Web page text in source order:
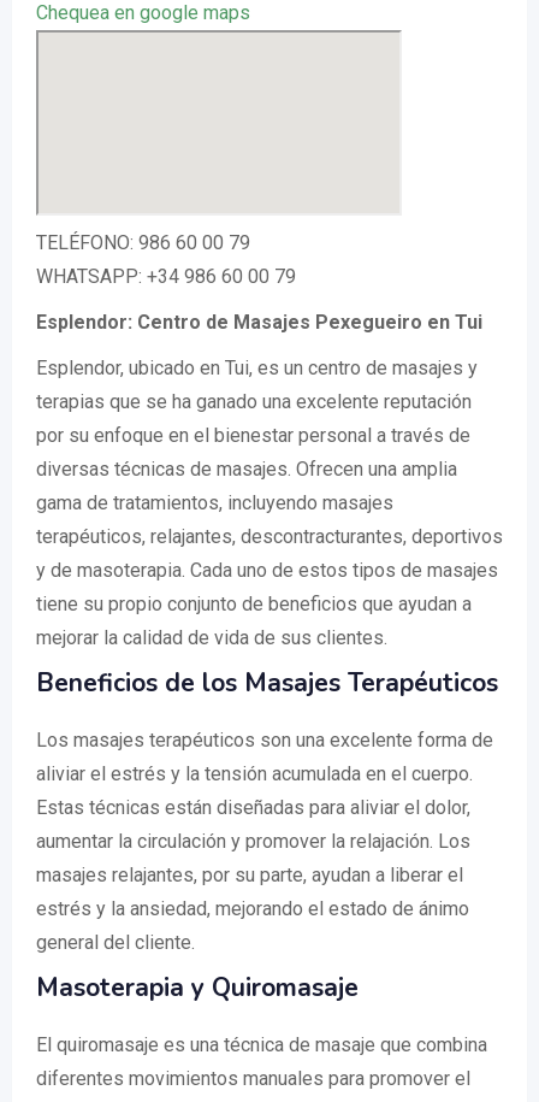
Chequea en google maps
TELÉFONO: 986 60 00 79
WHATSAPP: +34 986 60 00 79
Esplendor: Centro de Masajes Pexegueiro en Tui
Esplendor, ubicado en Tui, es un centro de masajes y
terapias que se ha ganado una excelente reputación
por su enfoque en el bienestar personal a través de
diversas técnicas de masajes. Ofrecen una amplia
gama de tratamientos, incluyendo masajes
terapéuticos, relajantes, descontracturantes, deportivos
y de masoterapia. Cada uno de estos tipos de masajes
tiene su propio conjunto de beneficios que ayudan a
mejorar la calidad de vida de sus clientes.
Beneficios de los Masajes Terapéuticos
Los masajes terapéuticos son una excelente forma de
aliviar el estrés y la tensión acumulada en el cuerpo.
Estas técnicas están diseñadas para aliviar el dolor,
aumentar la circulación y promover la relajación. Los
masajes relajantes, por su parte, ayudan a liberar el
estrés y la ansiedad, mejorando el estado de ánimo
general del cliente.
Masoterapia y Quiromasaje
El quiromasaje es una técnica de masaje que combina
diferentes movimientos manuales para promover el